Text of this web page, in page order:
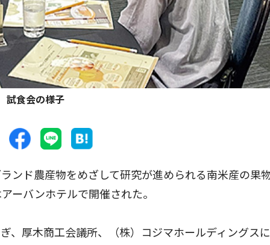
試食会の様子
ド農産物をめざして研究が進められる南米産の果
ーバンホテルで開催された。
厚木商工会議所、（株）コジマホールディングス